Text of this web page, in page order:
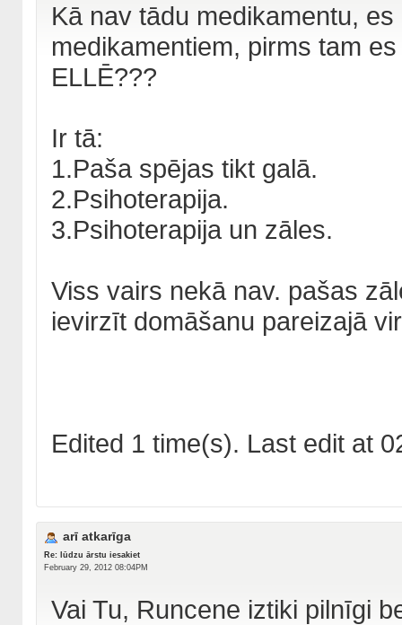
Kā nav tādu medikamentu,
medikamentiem, pirms tam
ELLĒ???
Ir tā:
1.Paša spējas tikt galā.
2.Psihoterapija.
3.Psihoterapija un zāles.
Viss vairs nekā nav. pašas
ievirzīt domāšanu pareizajā
Edited 1 time(s). Last edit at
arī atkarīga
Re: lūdzu ārstu iesakiet
February 29, 2012 08:04PM
Vai Tu, Runcene iztiki pilnīgi